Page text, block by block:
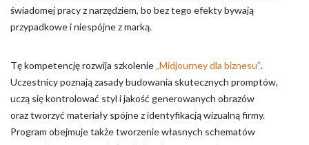
świadomej pracy z narzędziem, bo bez tego efekty bywają
przypadkowe i niespójne z marką.
Tę kompetencję rozwija szkolenie„Midjourney dla biznesu”.
Uczestnicy poznają zasady budowania skutecznych promptów,
uczą się kontrolować styl i jakość generowanych obrazów
oraz tworzyć materiały spójne z identyfikacją wizualną firmy.
Program obejmuje także tworzenie własnych schematów